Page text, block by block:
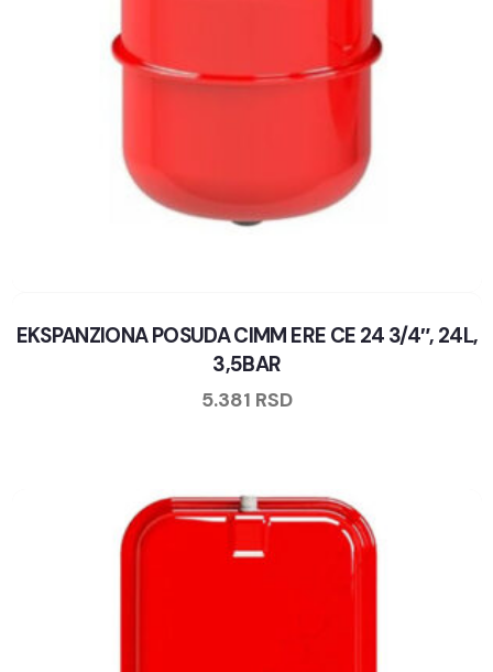
EKSPANZIONA POSUDA CIMM ERE CE 24 3/4″, 24L,
3,5BAR
5.381 RSD